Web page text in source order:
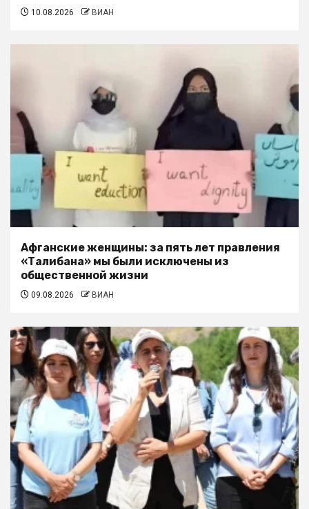
10.08.2026 ВИАН
Афганские женщины: за пять лет правления
«Талибана» мы были исключены из
общественной жизни
09.08.2026 ВИАН